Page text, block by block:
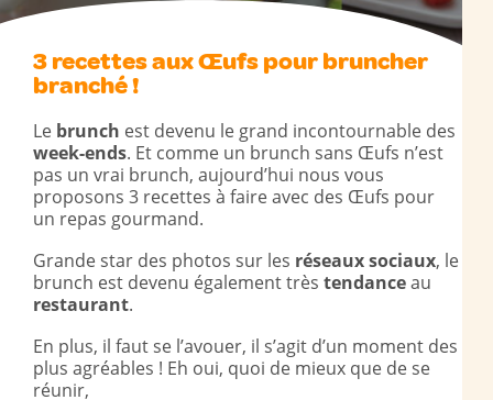
3 recettes aux Œufs pour bruncher
branché !
Le brunch est devenu le grand incontournable des
week-ends. Et comme un brunch sans Œufs n’est
pas un vrai brunch, aujourd’hui nous vous
proposons 3 recettes à faire avec des Œufs pour
un repas gourmand.
Grande star des photos sur les réseaux sociaux, le
brunch est devenu également très tendanceau
restaurant.
En plus, il faut se l’avouer, il s’agit d’un moment des
plus agréables ! Eh oui, quoi de mieux que de se
réunir,